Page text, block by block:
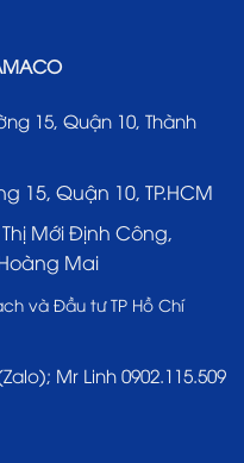
15, Quận 10, Thành
15, Quận 10, TP.HCM
Mới Định Công,
Mai
và Đầu tư TP Hồ Chí
Mr Linh 0902.115.509